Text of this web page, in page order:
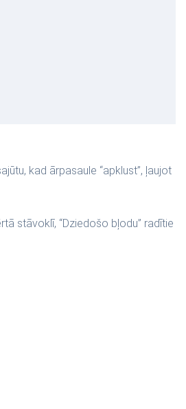
kad ārpasaule “apklust”, ļaujot
stāvoklī, “Dziedošo bļodu” radītie